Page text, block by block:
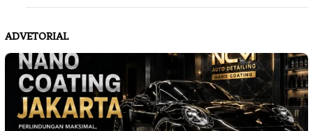
ADVETORIAL